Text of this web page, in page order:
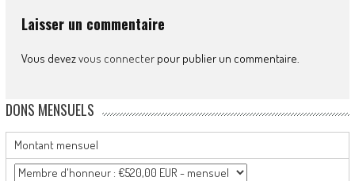
Laisser un commentaire
Vous devezvous connecterpour publier un commentaire.
DONS MENSUELS
Montant mensuel